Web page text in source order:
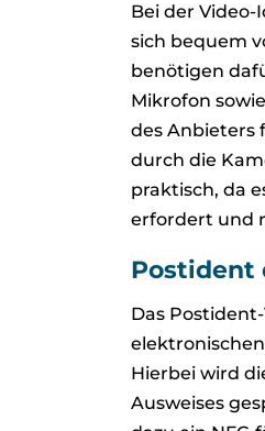
Bei der
sich bequem
benötigen
Mikrofon
des Anbieters
durch die
praktisch, da
erfordert und
Postident
Das
Hierbei wird
Ausweises